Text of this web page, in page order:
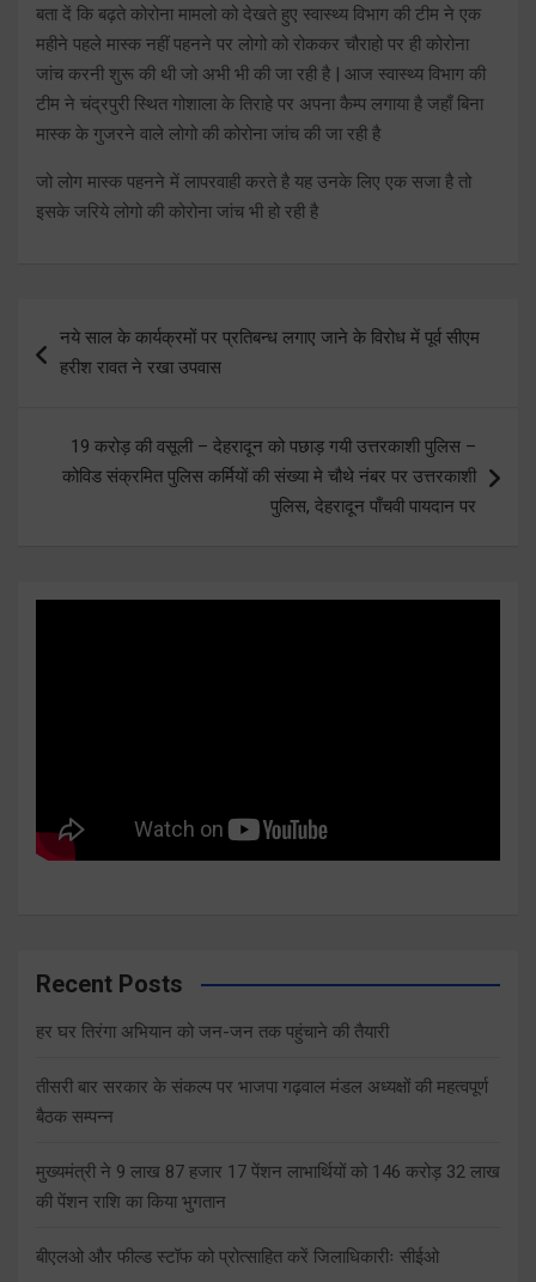
बता दें कि बढ़ते कोरोना मामलो को देखते हुए स्वास्थ्य विभाग की टीम ने एक
महीने पहले मास्क नहीं पहनने पर लोगो को रोककर चौराहो पर ही कोरोना
जांच करनी शुरू की थी जो अभी भी की जा रही है | आज स्वास्थ्य विभाग की
टीम ने चंद्रपुरी स्थित गोशाला के तिराहे पर अपना कैम्प लगाया है जहाँ बिना
मास्क के गुजरने वाले लोगो की कोरोना जांच की जा रही है
जो लोग मास्क पहनने में लापरवाही करते है यह उनके लिए एक सजा है तो
इसके जरिये लोगो की कोरोना जांच भी हो रही है
navigation
नये साल के कार्यक्रमों पर प्रतिबन्ध लगाए जाने के विरोध में पूर्व सीएम
हरीश रावत ने रखा उपवास
19 करोड़ की वसूली – देहरादून को पछाड़ गयी उत्तरकाशी पुलिस –
कोविड संक्रमित पुलिस कर्मियों की संख्या मे चौथे नंबर पर उत्तरकाशी
पुलिस, देहरादून पाँचवी पायदान पर
Recent Posts
हर घर तिरंगा अभियान को जन-जन तक पहुंचाने की तैयारी
तीसरी बार सरकार के संकल्प पर भाजपा गढ़वाल मंडल अध्यक्षों की महत्वपूर्ण
बैठक सम्पन्न
मुख्यमंत्री ने 9 लाख 87 हजार 17 पेंशन लाभार्थियों को 146 करोड़ 32 लाख
की पेंशन राशि का किया भुगतान
बीएलओ और फील्ड स्टॉफ को प्रोत्साहित करें जिलाधिकारीः सीईओ